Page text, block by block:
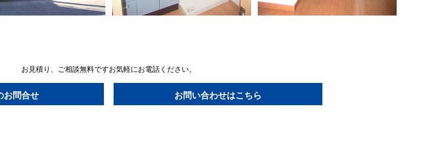
お見積り、ご相談無料ですお気軽にお電話ください。
お問合せ お問い合わせはこちら